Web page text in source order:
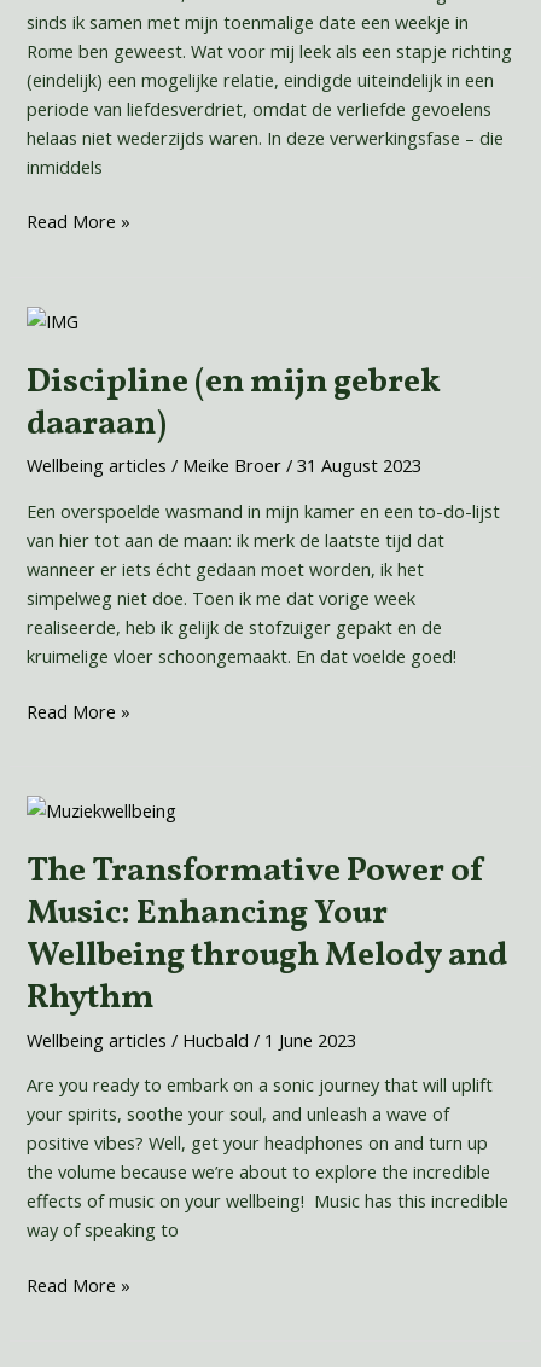
sinds ik samen met mijn toenmalige date een weekje in
Rome ben geweest. Wat voor mij leek als een stapje richting
(eindelijk) een mogelijke relatie, eindigde uiteindelijk in een
periode van liefdesverdriet, omdat de verliefde gevoelens
helaas niet wederzijds waren. In deze verwerkingsfase – die
inmiddels
Read More »
Discipline (en mijn gebrek
daaraan)
Wellbeing articles / Meike Broer/31 August 2023
Een overspoelde wasmand in mijn kamer en een to-do-lijst
van hier tot aan de maan: ik merk de laatste tijd dat
wanneer er iets écht gedaan moet worden, ik het
simpelweg niet doe. Toen ik me dat vorige week
realiseerde, heb ik gelijk de stofzuiger gepakt en de
kruimelige vloer schoongemaakt. En dat voelde goed!
Discipline
mijn
gebrek
daaraan)
Read More »
The Transformative Power of
Music: Enhancing Your
Wellbeing through Melody and
Rhythm
Wellbeing articles / Hucbald/ 1 June 2023
Are you ready to embark on a sonic journey that will uplift
your spirits, soothe your soul, and unleash a wave of
positive vibes? Well, get your headphones on and turn up
the volume because we’re about to explore the incredible
effects of music on your wellbeing! Music has this incredible
way of speaking to
The
Power
of
Music:
Enhancing
Your
Wellbeing
through
and
Rhythm
Read More »